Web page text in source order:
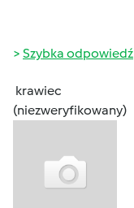
Szybka odpowiedź
krawiec
(niezweryfikowany)